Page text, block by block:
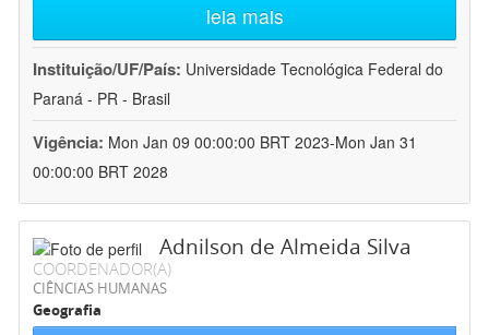
leia mais
Instituição/UF/País: Universidade Tecnológica Federal do
Paraná - PR - Brasil
Vigência: Mon Jan 09 00:00:00 BRT 2023-Mon Jan 31
00:00:00 BRT 2028
Adnilson de Almeida Silva
COORDENADOR(A)
CIÊNCIAS HUMANAS
Geografia